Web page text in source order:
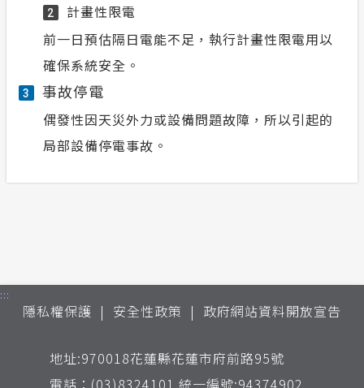
2
計畫性限電
前一日預估隔日電能不足，執行計畫性限電用以
確保系統安全。
3 事故停電
偶發性因天災外力或設備問題故障，所以引起的
局部設備停電事故。
:::
隱私權保護 安全性政策 政府網站資料開放宣告
地址:970018花蓮縣花蓮市府前路95號
電話：(03)8324101 統一編號:94374902